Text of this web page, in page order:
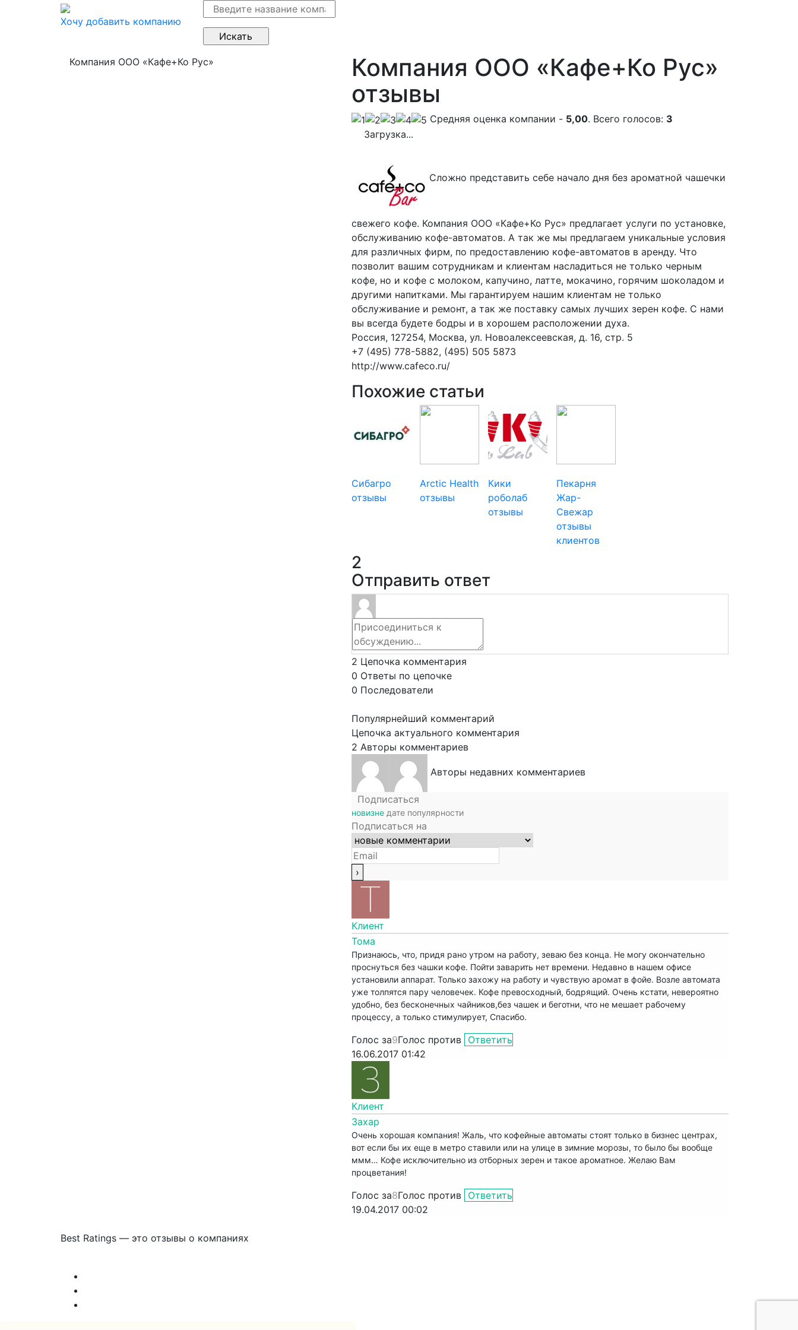
Хочу добавить компанию
Компания ООО «Кафе+Ко Рус»
Компания ООО «Кафе+Ко Рус»
отзывы
Cредняя оценка компании - 5,00. Всего голосов: 3
Загрузка...
Сложно представить себе начало дня без ароматной чашечки
свежего кофе. Компания ООО «Кафе+Ко Рус» предлагает услуги по установке,
обслуживанию кофе-автоматов. А так же мы предлагаем уникальные условия
для различных фирм, по предоставлению кофе-автоматов в аренду. Что
позволит вашим сотрудникам и клиентам насладиться не только черным
кофе, но и кофе с молоком, капучино, латте, мокачино, горячим шоколадом и
другими напитками. Мы гарантируем нашим клиентам не только
обслуживание и ремонт, а так же поставку самых лучших зерен кофе. С нами
вы всегда будете бодры и в хорошем расположении духа.
Россия, 127254, Москва, ул. Новоалексеевская, д. 16, стр. 5
+7 (495) 778-5882, (495) 505 5873
http://www.cafeco.ru/
Похожие статьи
Сибагро
отзывы
Arctic Health
отзывы
Кики
роболаб
отзывы
Пекарня
Жар-
Свежар
отзывы
клиентов
2
Отправить ответ
2 Цепочка комментария
0 Ответы по цепочке
0 Последователи
Популярнейший комментарий
Цепочка актуального комментария
2 Авторы комментариев
Авторы недавних комментариев
Подписаться
новизне дате популярности
Подписаться на
Клиент
Тома
Признаюсь, что, придя рано утром на работу, зеваю без конца. Не могу окончательно
проснуться без чашки кофе. Пойти заварить нет времени. Недавно в нашем офисе
установили аппарат. Только захожу на работу и чувствую аромат в фойе. Возле автомата
уже толпятся пару человечек. Кофе превосходный, бодрящий. Очень кстати, невероятно
удобно, без бесконечных чайников,без чашек и беготни, что не мешает рабочему
процессу, а только стимулирует, Спасибо.
Голос за9Голос против Ответить
16.06.2017 01:42
Клиент
Захар
Очень хорошая компания! Жаль, что кофейные автоматы стоят только в бизнес центрах,
вот если бы их еще в метро ставили или на улице в зимние морозы, то было бы вообще
ммм… Кофе исключительно из отборных зерен и такое ароматное. Желаю Вам
процветания!
Голос за8Голос против Ответить
19.04.2017 00:02
Best Ratings — это отзывы о компаниях